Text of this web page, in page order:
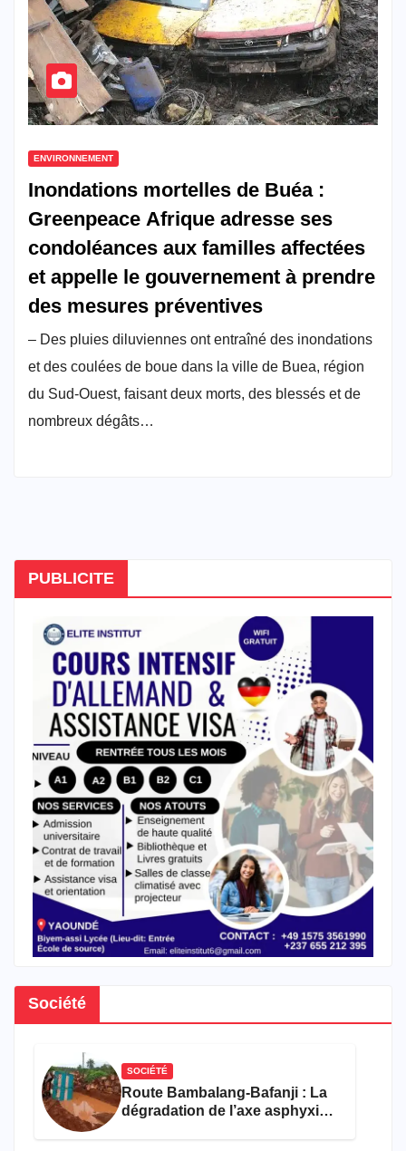
ENVIRONNEMENT
Inondations mortelles de Buéa :
Greenpeace Afrique adresse ses
condoléances aux familles affectées
et appelle le gouvernement à prendre
des mesures préventives
– Des pluies diluviennes ont entraîné des inondations
et des coulées de boue dans la ville de Buea, région
du Sud-Ouest, faisant deux morts, des blessés et de
nombreux dégâts…
PUBLICITE
Société
SOCIÉTÉ
Route Bambalang-Bafanji : La
dégradation de l’axe asphyxie